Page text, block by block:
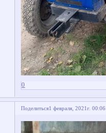
0
Поделиться1 февраля, 2021г.